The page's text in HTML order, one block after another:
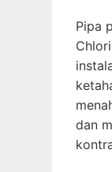
Pipa
dan